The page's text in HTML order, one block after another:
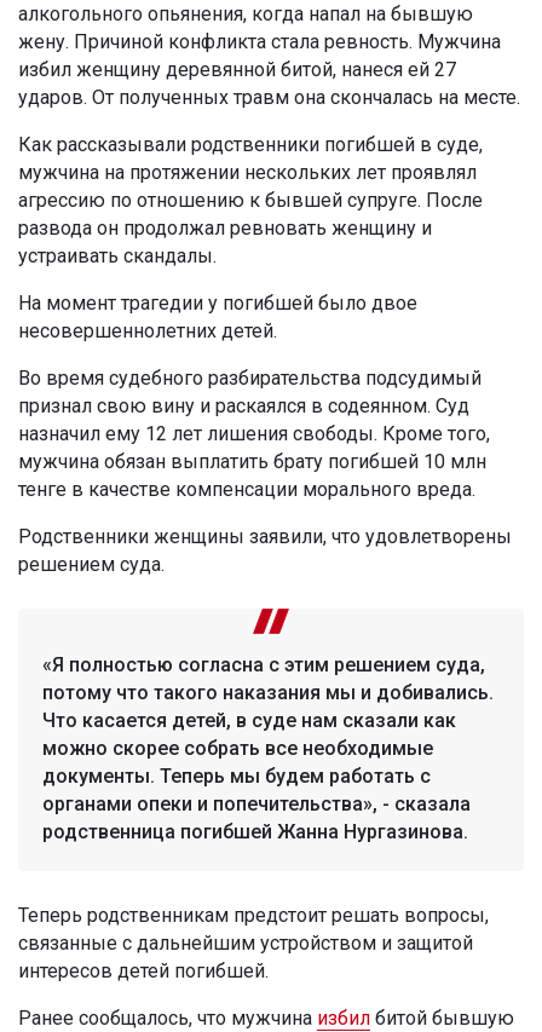
алкогольного опьянения, когда напал на бывшую
жену. Причиной конфликта стала ревность. Мужчина
избил женщину деревянной битой, нанеся ей 27
ударов. От полученных травм она скончалась на месте.
Как рассказывали родственники погибшей в суде,
мужчина на протяжении нескольких лет проявлял
агрессию по отношению к бывшей супруге. После
развода он продолжал ревновать женщину и
устраивать скандалы.
На момент трагедии у погибшей было двое
несовершеннолетних детей.
Во время судебного разбирательства подсудимый
признал свою вину и раскаялся в содеянном. Суд
назначил ему 12 лет лишения свободы. Кроме того,
мужчина обязан выплатить брату погибшей 10 млн
тенге в качестве компенсации морального вреда.
Родственники женщины заявили, что удовлетворены
решением суда.
«Я полностью согласна с этим решением суда,
потому что такого наказания мы и добивались.
Что касается детей, в суде нам сказали как
можно скорее собрать все необходимые
документы. Теперь мы будем работать с
органами опеки и попечительства», - сказала
родственница погибшей Жанна Нургазинова.
Теперь родственникам предстоит решать вопросы,
связанные с дальнейшим устройством и защитой
интересов детей погибшей.
Ранее сообщалось, что мужчина избил битой бывшую